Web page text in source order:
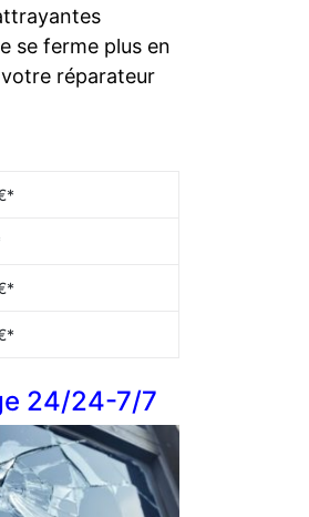
se ferme plus en
réparateur
24/24-7/7